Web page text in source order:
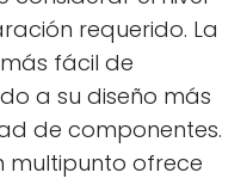
requerido. La
fácil de
a su diseño más
de componentes.
multipunto ofrece